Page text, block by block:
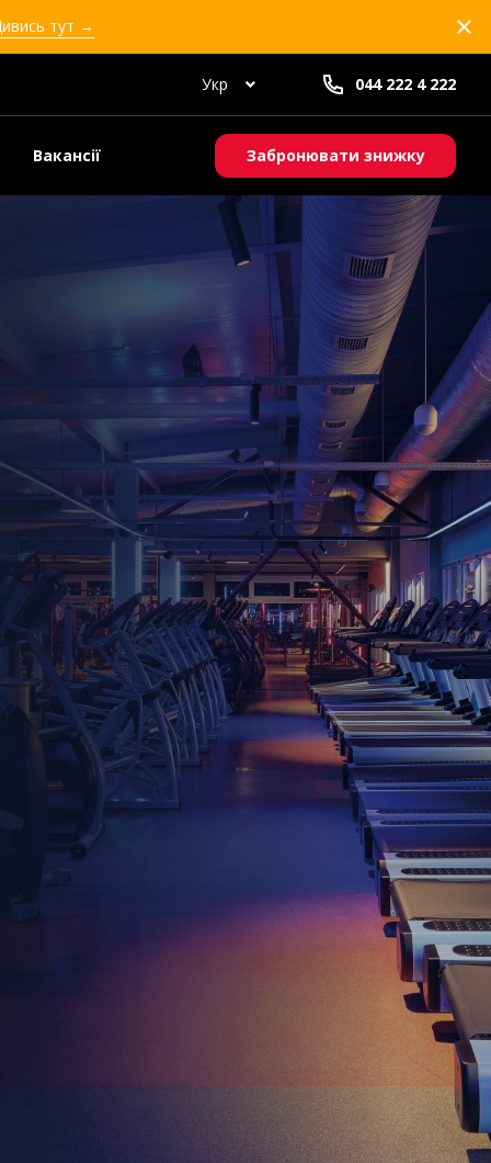
тут →
Укр 044 222 4 222
Вакансії Забронювати знижку